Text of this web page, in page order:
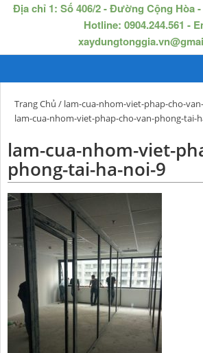
Địa chỉ 1: Số 406/2 - Đường Cộng Hòa -
Hotline: 0904.244.561 -
Trang Chủ / lam-cua-nhom-viet-phap-cho-
lam-cua-nhom-viet-phap-cho-van-phong-tai-
lam-cua-nhom-viet-
phong-tai-ha-noi-9